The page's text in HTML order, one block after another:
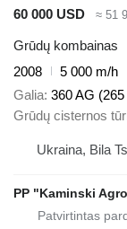
60 000 USD
≈ 51
Grūdų kombainas
2008
5 000 m/h
Galia 360 AG
Grūdų cisternos
Ukraina, Bila
PP "Kaminski